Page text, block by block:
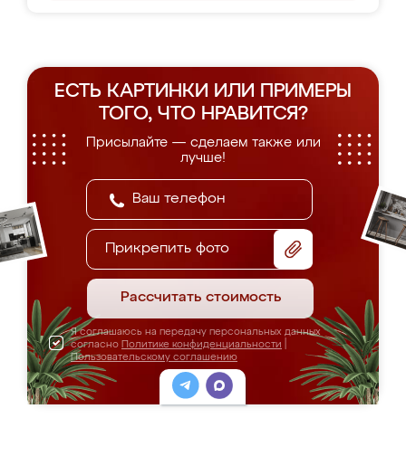
ЕСТЬ КАРТИНКИ ИЛИ ПРИМЕРЫ
ТОГО, ЧТО НРАВИТСЯ?
Присылайте — сделаем также или
лучше!
Прикрепить фото
Рассчитать стоимость
Я соглашаюсь на передачу персональных данных
согласно Политике конфиденциальности
Пользовательскому соглашению